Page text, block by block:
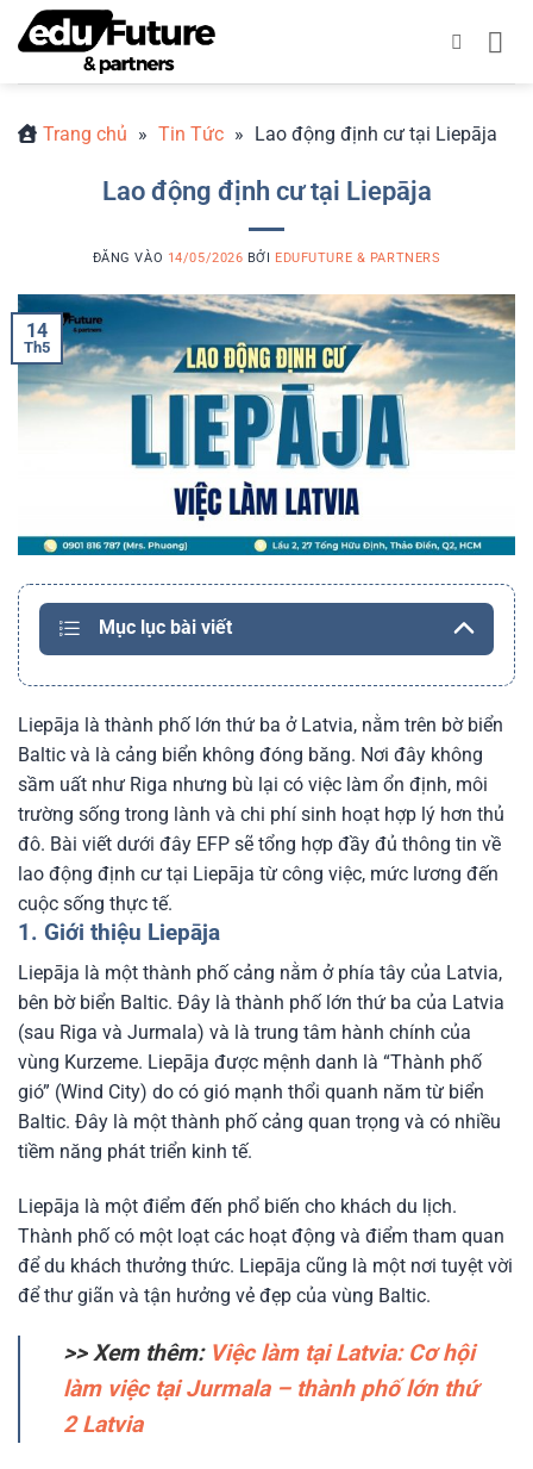
qua
Trang chủ » Tin Tức » Lao động định cư tại Liepāja
Lao động định cư tại Liepāja
ĐĂNG VÀO 14/05/2026 BỞI EDUFUTURE & PARTNERS
14
Th5
Mục lục bài viết
Liepāja là thành phố lớn thứ ba ở Latvia, nằm trên bờ biển
Baltic và là cảng biển không đóng băng. Nơi đây không
sầm uất như Riga nhưng bù lại có việc làm ổn định, môi
trường sống trong lành và chi phí sinh hoạt hợp lý hơn thủ
đô. Bài viết dưới đây EFP sẽ tổng hợp đầy đủ thông tin về
lao động định cư tại Liepāja từ công việc, mức lương đến
cuộc sống thực tế.
1. Giới thiệu Liepāja
Liepāja là một thành phố cảng nằm ở phía tây của Latvia,
bên bờ biển Baltic. Đây là thành phố lớn thứ ba của Latvia
(sau Riga và Jurmala) và là trung tâm hành chính của
vùng Kurzeme. Liepāja được mệnh danh là “Thành phố
gió” (Wind City) do có gió mạnh thổi quanh năm từ biển
Baltic. Đây là một thành phố cảng quan trọng và có nhiều
tiềm năng phát triển kinh tế.
Liepāja là một điểm đến phổ biến cho khách du lịch.
Thành phố có một loạt các hoạt động và điểm tham quan
để du khách thưởng thức. Liepāja cũng là một nơi tuyệt vời
để thư giãn và tận hưởng vẻ đẹp của vùng Baltic.
>> Xem thêm: Việc làm tại Latvia: Cơ hội
làm việc tại Jurmala – thành phố lớn thứ
2 Latvia